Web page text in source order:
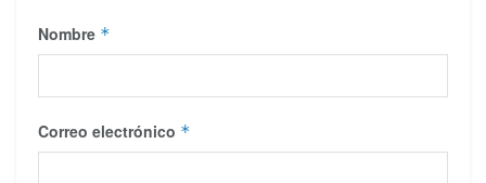
Nombre *
Correo electrónico *